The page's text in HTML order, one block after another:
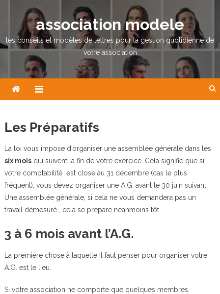
content
association modele
les conseils et modèles de lettres pour la gestion quotidienne de
votre association
Les Préparatifs
La loi vous impose d’organiser une assemblée générale dans les
six moisqui suivent la fin de votre exercice. Cela signifie que si
votre comptabilité est close au 31 décembre (cas le plus
fréquent), vous devez organiser une A.G. avant le 30 juin suivant.
Une assemblée générale, si cela ne vous demandera pas un
travail démesuré , cela se prépare néanmoins tôt.
3 à 6 mois avant l’A.G.
La première chose à laquelle il faut penser pour organiser votre
A.G. est le lieu.
Si votre association ne comporte que quelques membres,